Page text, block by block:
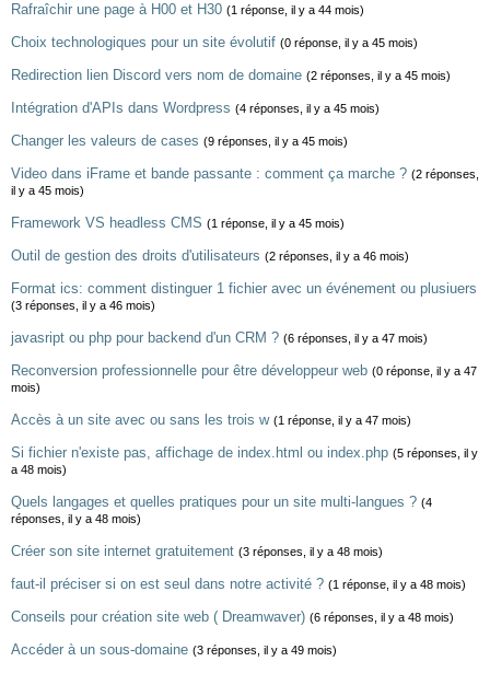
Rafraîchir une page à H00 et H30 (1 réponse, il y a 44 mois)
Choix technologiques pour un site évolutif (0 réponse, il y a 45 mois)
Redirection lien Discord vers nom de domaine (2 réponses, il y a 45 mois)
Intégration d'APIs dans Wordpress (4 réponses, il y a 45 mois)
Changer les valeurs de cases (9 réponses, il y a 45 mois)
Video dans iFrame et bande passante : comment ça marche ? (2 réponses,
il y a 45 mois)
Framework VS headless CMS (1 réponse, il y a 45 mois)
Outil de gestion des droits d'utilisateurs (2 réponses, il y a 46 mois)
Format ics: comment distinguer 1 fichier avec un événement ou plusiuers
(3 réponses, il y a 46 mois)
javasript ou php pour backend d'un CRM ? (6 réponses, il y a 47 mois)
Reconversion professionnelle pour être développeur web (0 réponse, il y a 47
mois)
Accès à un site avec ou sans les trois w (1 réponse, il y a 47 mois)
Si fichier n'existe pas, affichage de index.html ou index.php (5 réponses, il y
a 48 mois)
Quels langages et quelles pratiques pour un site multi-langues ? (4
réponses, il y a 48 mois)
Créer son site internet gratuitement (3 réponses, il y a 48 mois)
faut-il préciser si on est seul dans notre activité ? (1 réponse, il y a 48 mois)
Conseils pour création site web ( Dreamwaver) (6 réponses, il y a 48 mois)
Accéder à un sous-domaine (3 réponses, il y a 49 mois)